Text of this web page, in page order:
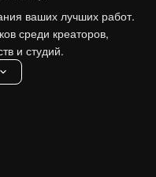
ваших лучших работ.
среди креаторов,
и студий.